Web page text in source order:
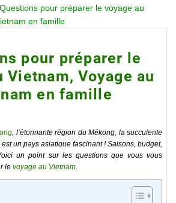
Questions pour préparer le voyage au
en famille
pour préparer le
Vietnam, Voyage au
en famille
, l’étonnante région du Mékong, la succulente
est un pays asiatique fascinant ! Saisons, budget,
un point sur les questions que vous vous
le voyage au Vietnam.